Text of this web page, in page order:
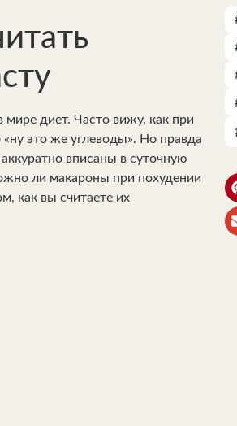
диет. Часто вижу, как при
это же углеводы». Но правда
вписаны в суточную
ли макароны при похудении
как вы считаете их